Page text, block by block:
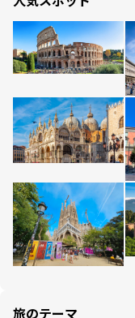
旅のテーマ